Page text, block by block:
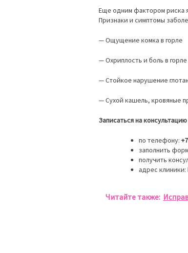
Еще одним фактором риска
Признаки и симптомы
— Ощущение комка в горле
— Охриплость и боль в горле
— Стойкое нарушение
— Сухой кашель, кровяные
Записаться на
по телефону:
заполнить
получить
адрес клиники:
Читайте также: